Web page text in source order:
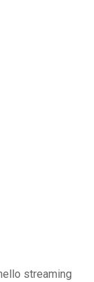
streaming